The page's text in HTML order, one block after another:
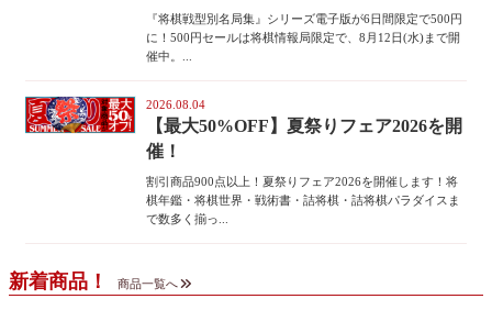
『将棋戦型別名局集』シリーズ電子版が6日間限定で500円
に！500円セールは将棋情報局限定で、8月12日(水)まで開
催中。...
2026.08.04
【最大50%OFF】夏祭りフェア2026を開
催！
割引商品900点以上！夏祭りフェア2026を開催します！将
棋年鑑・将棋世界・戦術書・詰将棋・詰将棋パラダイスま
で数多く揃っ...
新着商品！ 商品一覧へ